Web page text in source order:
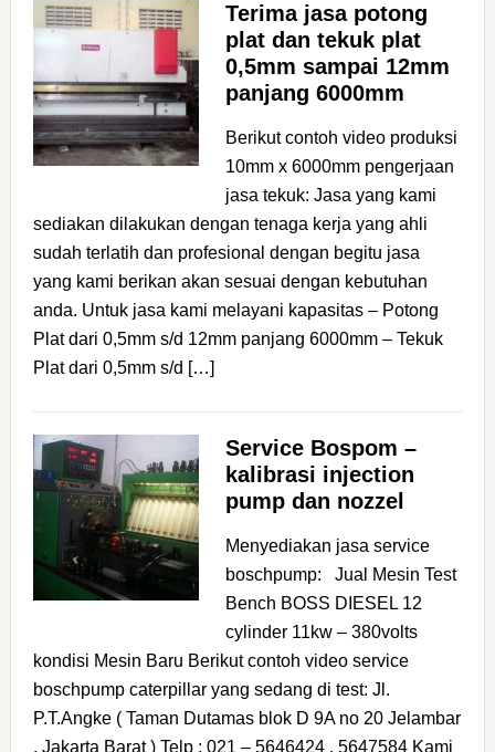
Terima jasa potong
plat dan tekuk plat
0,5mm sampai 12mm
panjang 6000mm
Berikut contoh video produksi
10mm x 6000mm pengerjaan
jasa tekuk: Jasa yang kami
sediakan dilakukan dengan tenaga kerja yang ahli
sudah terlatih dan profesional dengan begitu jasa
yang kami berikan akan sesuai dengan kebutuhan
anda. Untuk jasa kami melayani kapasitas – Potong
Plat dari 0,5mm s/d 12mm panjang 6000mm – Tekuk
Plat dari 0,5mm s/d […]
Service Bospom –
kalibrasi injection
pump dan nozzel
Menyediakan jasa service
boschpump: Jual Mesin Test
Bench BOSS DIESEL 12
cylinder 11kw – 380volts
kondisi Mesin Baru Berikut contoh video service
boschpump caterpillar yang sedang di test: Jl.
P.T.Angke ( Taman Dutamas blok D 9A no 20 Jelambar
, Jakarta Barat ) Telp : 021 – 5646424 , 5647584 Kami